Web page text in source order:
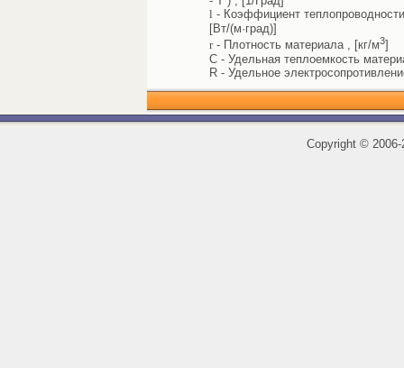
l - Коэффициент
[Вт/(м·град)]
r- Плотность материала , [кг/м3]
C - Удельная теплоемкость
R - Удельное
Copyright ©